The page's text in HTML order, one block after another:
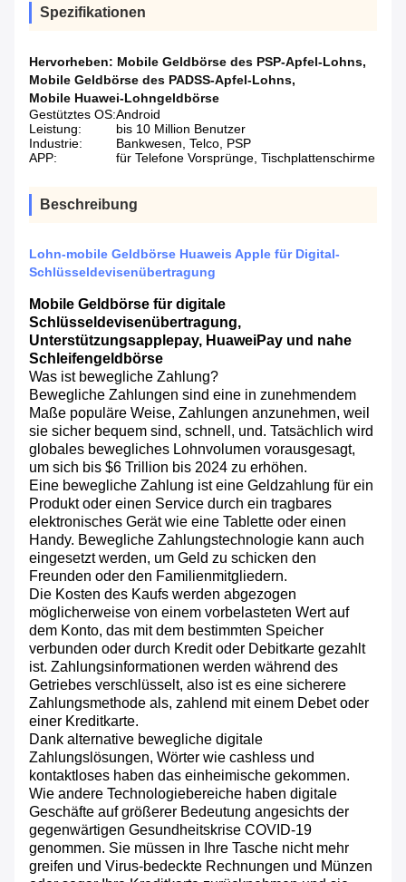
Spezifikationen
Hervorheben: Mobile Geldbörse des PSP-Apfel-Lohns,
Mobile Geldbörse des PADSS-Apfel-Lohns,
Mobile Huawei-Lohngeldbörse
Gestütztes OS:Android
Leistung:
bis 10 Million Benutzer
Industrie:
Bankwesen, Telco, PSP
APP:
für Telefone Vorsprünge, Tischplattenschirme
Beschreibung
Lohn-mobile Geldbörse Huaweis Apple für Digital-
Schlüsseldevisenübertragung
Mobile Geldbörse für digitale
Schlüsseldevisenübertragung,
Unterstützungsapplepay, HuaweiPay und nahe
Schleifengeldbörse
Was ist bewegliche Zahlung?
Bewegliche Zahlungen sind eine in zunehmendem
Maße populäre Weise, Zahlungen anzunehmen, weil
sie sicher bequem sind, schnell, und. Tatsächlich wird
globales bewegliches Lohnvolumen vorausgesagt,
um sich bis $6 Trillion bis 2024 zu erhöhen.
Eine bewegliche Zahlung ist eine Geldzahlung für ein
Produkt oder einen Service durch ein tragbares
elektronisches Gerät wie eine Tablette oder einen
Handy. Bewegliche Zahlungstechnologie kann auch
eingesetzt werden, um Geld zu schicken den
Freunden oder den Familienmitgliedern.
Die Kosten des Kaufs werden abgezogen
möglicherweise von einem vorbelasteten Wert auf
dem Konto, das mit dem bestimmten Speicher
verbunden oder durch Kredit oder Debitkarte gezahlt
ist. Zahlungsinformationen werden während des
Getriebes verschlüsselt, also ist es eine sicherere
Zahlungsmethode als, zahlend mit einem Debet oder
einer Kreditkarte.
Dank alternative bewegliche digitale
Zahlungslösungen, Wörter wie cashless und
kontaktloses haben das einheimische gekommen.
Wie andere Technologiebereiche haben digitale
Geschäfte auf größerer Bedeutung angesichts der
gegenwärtigen Gesundheitskrise COVID-19
genommen. Sie müssen in Ihre Tasche nicht mehr
greifen und Virus-bedeckte Rechnungen und Münzen